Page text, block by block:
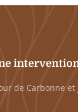
de Carbonne et